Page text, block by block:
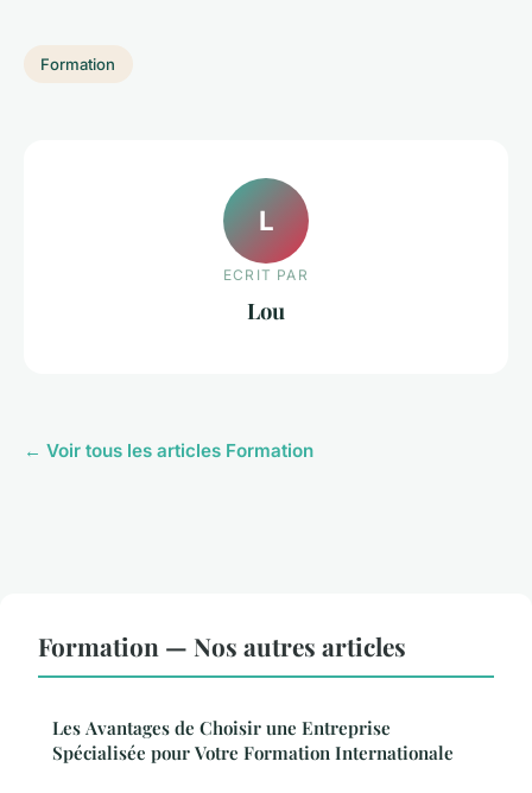
Formation
L
ECRIT PAR
Lou
← Voir tous les articles Formation
Formation — Nos autres articles
Les Avantages de Choisir une Entreprise
Spécialisée pour Votre Formation Internationale